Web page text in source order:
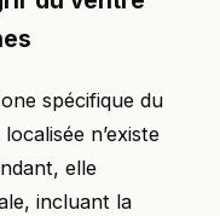
spécifique du
n’existe
elle
incluant la